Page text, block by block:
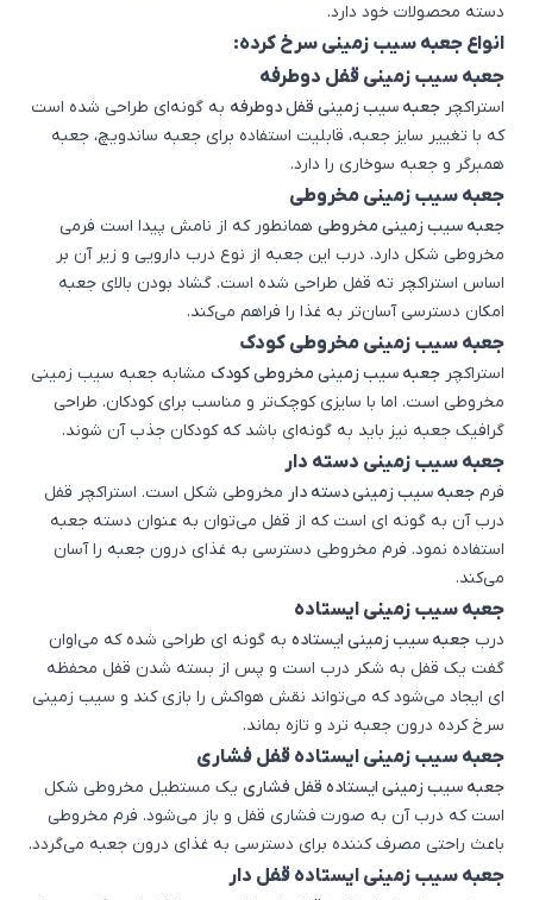
دسته محصولات خود دارد.
انواع جعبه سیب زمینی سرخ کرده:
جعبه سیب زمینی قفل دوطرفه
استراکچر جعبه سیب زمینی قفل دوطرفه به گونه‌ای طراحی شده است
که با تغییر سایز جعبه، قابلیت استفاده برای جعبه ساندویچ، جعبه
همبرگر و جعبه سوخاری را دارد.
جعبه سیب زمینی مخروطی
جعبه سیب زمینی مخروطی همانطور که از نامش پیدا است فرمی
مخروطی شکل دارد. درب این جعبه از نوع درب دارویی و زیر آن بر
اساس استراکچر ته قفل طراحی شده است. گشاد بودن بالای جعبه
امکان دسترسی آسان‌تر به غذا را فراهم می‌کند.
جعبه سیب زمینی مخروطی کودک
استراکچر جعبه سیب زمینی مخروطی کودک مشابه جعبه سیب زمینی
مخروطی است. اما با سایزی کوچک‌تر و مناسب برای کودکان. طراحی
گرافیک جعبه نیز باید به گونه‌ای باشد که کودکان جذب آن شوند.
جعبه سیب زمینی دسته دار
فرم جعبه سیب زمینی دسته دار مخروطی شکل است. استراکچر قفل
درب آن به گونه ای است که از قفل می‌توان به عنوان دسته جعبه
استفاده نمود. فرم مخروطی دسترسی به غذای درون جعبه را آسان
می‌کند.
جعبه سیب زمینی ایستاده
درب جعبه سیب زمینی ایستاده به گونه ای طراحی شده که می‌اوان
گفت یک قفل به شکر درب است و پس از بسته شدن قفل محفظه
ای ایجاد می‌شود که می‌تواند نقش هواکش را بازی کند و سیب زمینی
سرخ کرده درون جعبه ترد و تازه بماند.
جعبه سیب زمینی ایستاده قفل فشاری
جعبه سیب زمینی ایستاده قفل فشاری یک مستطیل مخروطی شکل
است که درب آن به صورت فشاری قفل و باز می‌شود. فرم مخروطی
باعث راحتی مصرف کننده برای دسترسی به غذای درون جعبه می‌گردد.
جعبه سیب زمینی ایستاده قفل دار